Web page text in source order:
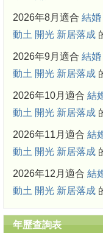
2026年8月適合 結婚
動土 開光 新居落成
2026年9月適合 結婚
動土 開光 新居落成
2026年10月適合 結
動土 開光 新居落成
2026年11月適合 結
動土 開光 新居落成
2026年12月適合 結
動土 開光 新居落成
年歷查詢表